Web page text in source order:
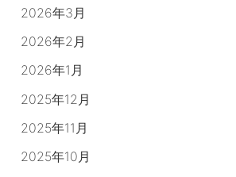
2026年3月
2026年2月
2026年1月
2025年12月
2025年11月
2025年10月